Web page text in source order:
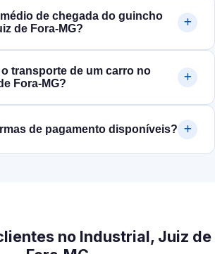
de chegada do guincho
de Fora‑MG?
transporte de um carro no
Fora‑MG?
de pagamento disponíveis?
no Industrial, Juiz de